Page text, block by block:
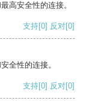
高安全性的连接。
支持[0] 反对[0]
全性的连接。
支持[0] 反对[0]